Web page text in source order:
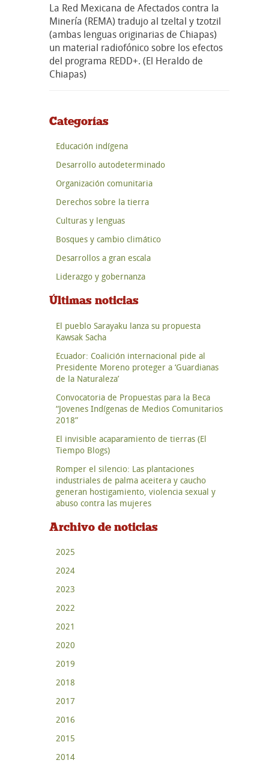
La Red Mexicana de Afectados contra la
Minería (REMA) tradujo al tzeltal y tzotzil
(ambas lenguas originarias de Chiapas)
un material radiofónico sobre los efectos
del programa REDD+. (El Heraldo de
Chiapas)
Categorías
Educación indígena
Desarrollo autodeterminado
Organización comunitaria
Derechos sobre la tierra
Culturas y lenguas
Bosques y cambio climático
Desarrollos a gran escala
Liderazgo y gobernanza
Últimas noticias
El pueblo Sarayaku lanza su propuesta
Kawsak Sacha
Ecuador: Coalición internacional pide al
Presidente Moreno proteger a ‘Guardianas
de la Naturaleza’
Convocatoria de Propuestas para la Beca
“Jovenes Indígenas de Medios Comunitarios
2018”
El invisible acaparamiento de tierras (El
Tiempo Blogs)
Romper el silencio: Las plantaciones
industriales de palma aceitera y caucho
generan hostigamiento, violencia sexual y
abuso contra las mujeres
Archivo de noticias
2025
2024
2023
2022
2021
2020
2019
2018
2017
2016
2015
2014